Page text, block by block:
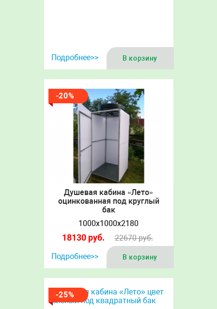
Подробнее>> В корзину
-20%
Душевая кабина «Лето»
оцинкованная под круглый
бак
1000х1000х2180
18130 руб. 22670руб.
Подробнее>>
В корзину
-25%